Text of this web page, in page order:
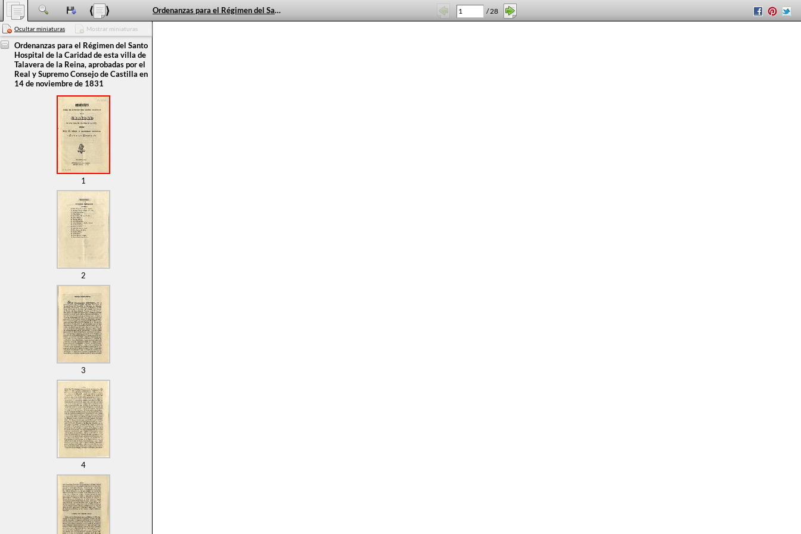
/28
Ordenanzas para el Régimen del Santo Hospital de la Caridad de esta villa de Talavera de la Reina, aprobadas por el Real y Supremo Consejo de Castilla en 14 de noviembre de 1831
Ocultar miniaturas Mostrar miniaturas
Ordenanzas para el Régimen del Santo
Hospital de la Caridad de esta villa de
Talavera de la Reina, aprobadas por el
Real y Supremo Consejo de Castilla en
14 de noviembre de 1831
1
2
3
4